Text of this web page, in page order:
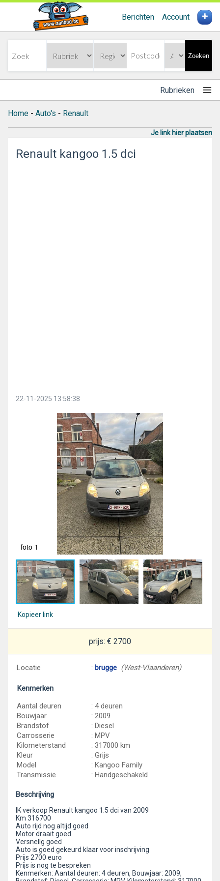
Berichten Account +
Zoeken
Rubrieken
Home - Auto's - Renault
Je link hier plaatsen
Renault kangoo 1.5 dci
22-11-2025 13:58:38
foto 1
Kopieer link
prijs: € 2700
Locatie : brugge (West-Vlaanderen)
Kenmerken
Aantal deuren
: 4 deuren
Bouwjaar
: 2009
Brandstof
: Diesel
Carrosserie
: MPV
Kilometerstand
: 317000 km
Kleur
: Grijs
Model
: Kangoo Family
Transmissie
: Handgeschakeld
Beschrijving
IK verkoop Renault kangoo 1.5 dci van 2009
Km 316700
Auto rijd nog altijd goed
Motor draait goed
Versnellg goed
Auto is goed gekeurd klaar voor inschrijving
Prijs 2700 euro
Prijs is nog te bespreken
Kenmerken: Aantal deuren: 4 deuren, Bouwjaar: 2009,